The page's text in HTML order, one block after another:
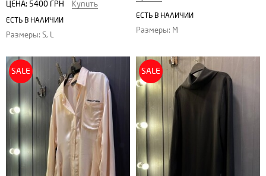
ЦЕНА: 5400 ГРН Купить
ЕСТЬ В НАЛИЧИИ
Размеры: S, L
ЕСТЬ В НАЛИЧИИ
Размеры: M
SALE SALE